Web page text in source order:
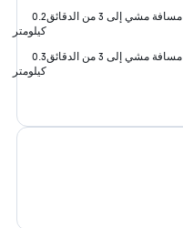
مسافة مشي إلى 3 من الدقائق
0.2
كيلومتر
مسافة مشي إلى 3 من الدقائق
0.3
كيلومتر